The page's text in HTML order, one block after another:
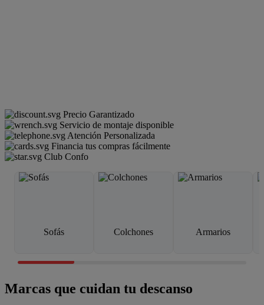
Precio Garantizado
Servicio de montaje disponible
Atención Personalizada
Financia tus compras fácilmente
Club Confo
Sofás Colchones Armarios
Marcas que cuidan tu descanso